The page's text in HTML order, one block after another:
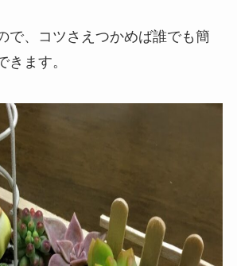
で、コツさえつかめば誰でも簡
きます。